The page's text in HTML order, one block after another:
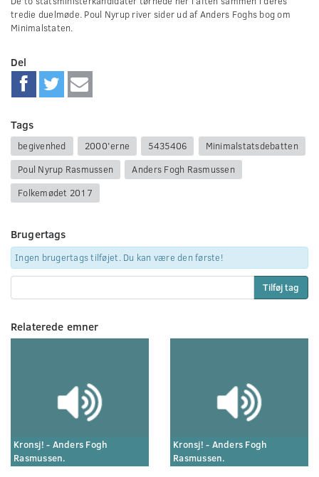
tredie duelmøde. Poul Nyrup river sider ud af Anders Foghs bog om
Minimalstaten.
Del
Tags
begivenhed 2000'erne 5435406
Minimalstatsdebatten
Poul Nyrup Rasmussen
Anders Fogh Rasmussen
Folkemødet 2017
Brugertags
Ingen brugertags tilføjet. Du kan være den første!
Tilføj tag
Relaterede emner
Kronsj! - Anders Fogh
Rasmussen.
Kronsj! - Anders Fogh
Rasmussen.